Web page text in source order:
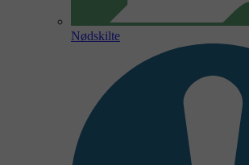
Nødskilte